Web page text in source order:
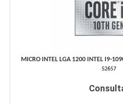
MICRO INTEL LGA 1200 INTEL I9-
52657